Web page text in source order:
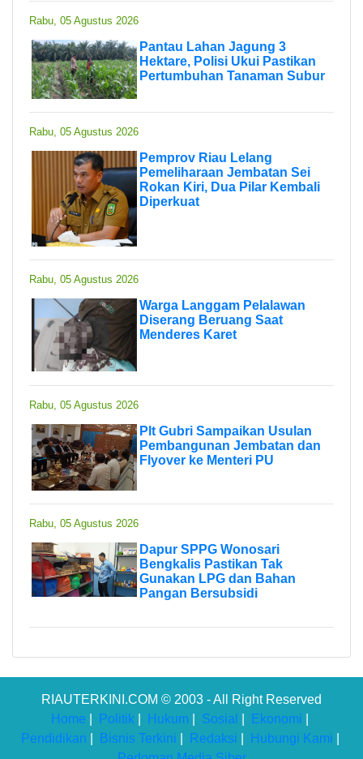
Rabu, 05 Agustus 2026
Pantau Lahan Jagung 3
Hektare, Polisi Ukui Pastikan
Pertumbuhan Tanaman Subur
Rabu, 05 Agustus 2026
Pemprov Riau Lelang
Pemeliharaan Jembatan Sei
Rokan Kiri, Dua Pilar Kembali
Diperkuat
Rabu, 05 Agustus 2026
Warga Langgam Pelalawan
Diserang Beruang Saat
Menderes Karet
Rabu, 05 Agustus 2026
Plt Gubri Sampaikan Usulan
Pembangunan Jembatan dan
Flyover ke Menteri PU
Rabu, 05 Agustus 2026
Dapur SPPG Wonosari
Bengkalis Pastikan Tak
Gunakan LPG dan Bahan
Pangan Bersubsidi
RIAUTERKINI.COM © 2003 - All Right Reserved
Home
Politik Hukum Sosial Ekonomi
Pendidikan
Bisnis Terkini Redaksi Hubungi Kami